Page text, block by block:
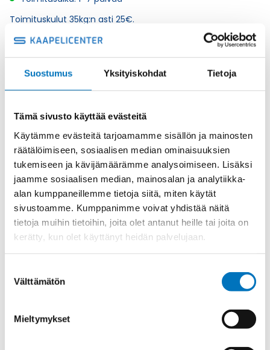
Suostumus Yksityiskohdat Tietoja
Tämä sivusto käyttää evästeitä
Käytämme evästeitä tarjoamamme sisällön ja mainosten
räätälöimiseen, sosiaalisen median ominaisuuksien
tukemiseen ja kävijämäärämme analysoimiseen. Lisäksi
jaamme sosiaalisen median, mainosalan ja analytiikka-
alan kumppaneillemme tietoja siitä, miten käytät
sivustoamme. Kumppanimme voivat yhdistää näitä
tietoja muihin tietoihin, joita olet antanut heille tai joita on
kerätty, kun olet käyttänyt heidän palvelujaan.
valinta
Välttämätön
Mieltymykset
Toimituskulut 35kg:n asti 25€.
Yli 35kg:n toimituskulut toteutuneiden kulujen mukaan.
Halkaisija
Johdinluku
4
Johtimien poikkipinta
Ketjukaapeli
UL/CSA hyväksyntä
UL/CSA hyväksyntä
Ulkovaippa
Kysyttävää?
auttaa.